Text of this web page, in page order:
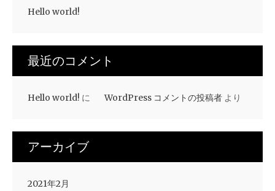
Hello world!
最近のコメント
Hello world! に WordPress コメントの投稿者 より
アーカイブ
2021年2月